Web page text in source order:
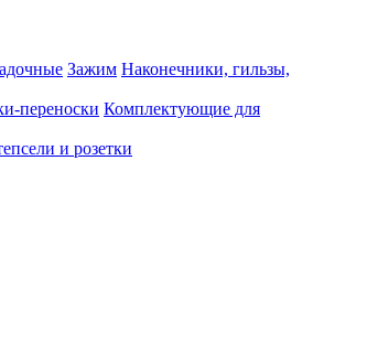
Зажим Наконечники, гильзы,
переноски Комплектующие для
и розетки